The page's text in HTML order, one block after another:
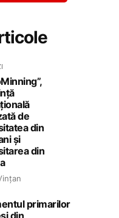
de
din
și
din
primarilor
din